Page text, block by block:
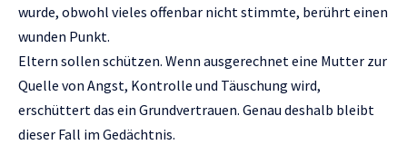
wurde, obwohl vieles offenbar nicht stimmte, berührt einen
wunden Punkt.
Eltern sollen schützen. Wenn ausgerechnet eine Mutter zur
Quelle von Angst, Kontrolle und Täuschung wird,
erschüttert das ein Grundvertrauen. Genau deshalb bleibt
dieser Fall im Gedächtnis.